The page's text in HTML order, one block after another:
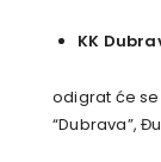
KK
odigrat će se
“Dubrava”,